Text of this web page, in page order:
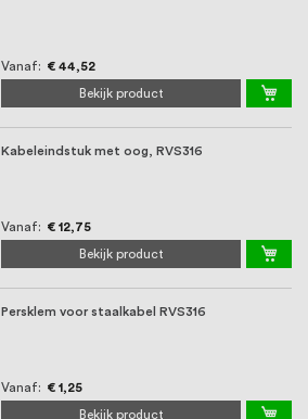
Vanaf € 44,52
Bekijk product
Kabeleindstuk met oog, RVS316
Vanaf € 12,75
Bekijk product
Persklem voor staalkabel RVS316
Vanaf € 1,25
Bekijk product